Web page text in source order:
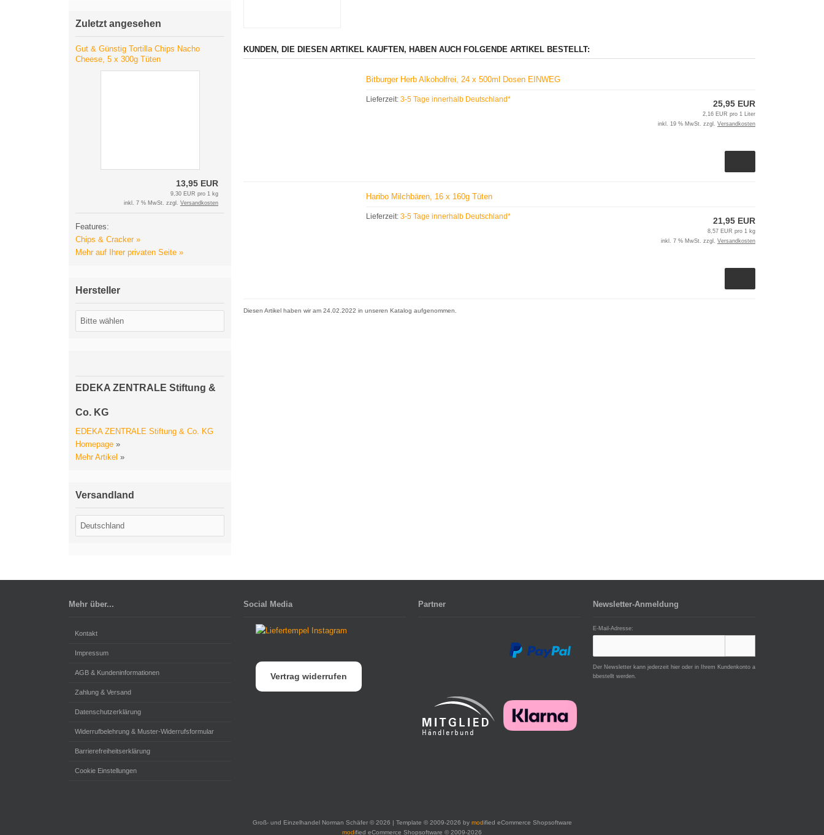
KUNDEN, DIE DIESEN ARTIKEL KAUFTEN, HABEN AUCH FOLGENDE ARTIKEL BESTELLT:
Bitburger Herb Alkoholfrei, 24 x 500ml Dosen EINWEG
Lieferzeit:3-5 Tage innerhalb Deutschland* 25,95 EUR
2,16 EUR pro 1 Liter
inkl. 19 % MwSt. zzgl. Versandkosten
Haribo Milchbären, 16 x 160g Tüten
Lieferzeit:3-5 Tage innerhalb Deutschland* 21,95 EUR
8,57 EUR pro 1 kg
inkl. 7 % MwSt. zzgl. Versandkosten
Diesen Artikel haben wir am 24.02.2022 in unseren Katalog aufgenommen.
Zuletzt angesehen
Gut & Günstig Tortilla Chips Nacho
Cheese, 5 x 300g Tüten
13,95 EUR
9,30 EUR pro 1 kg
inkl. 7 % MwSt. zzgl. Versandkosten
Features:
Chips & Cracker »
Mehr auf Ihrer privaten Seite »
Hersteller
EDEKA ZENTRALE Stiftung &
Co. KG
EDEKA ZENTRALE Stiftung & Co. KG
Homepage »
Mehr Artikel »
Versandland
Mehr über...
Kontakt
Impressum
AGB & Kundeninformationen
Zahlung & Versand
Datenschutzerklärung
Widerrufbelehrung & Muster-Widerrufsformular
Barrierefreiheitserklärung
Cookie Einstellungen
Social Media
Vertrag widerrufen
Partner Newsletter-Anmeldung
E-Mail-Adresse:
Der Newsletter kann jederzeit hier oder in Ihrem Kundenkonto a
bbestellt werden.
Groß- und Einzelhandel Norman Schäfer © 2026 | Template © 2009-2026 by modified eCommerce Shopsoftware
modified eCommerce Shopsoftware © 2009-2026